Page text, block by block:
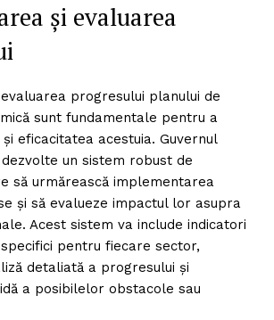
și evaluarea
progresului planului de
sunt fundamentale pentru a
eficacitatea acestuia. Guvernul
un sistem robust de
să urmărească implementarea
și să evalueze impactul lor asupra
Acest sistem va include indicatori
pentru fiecare sector,
detaliată a progresului și
a posibilelor obstacole sau